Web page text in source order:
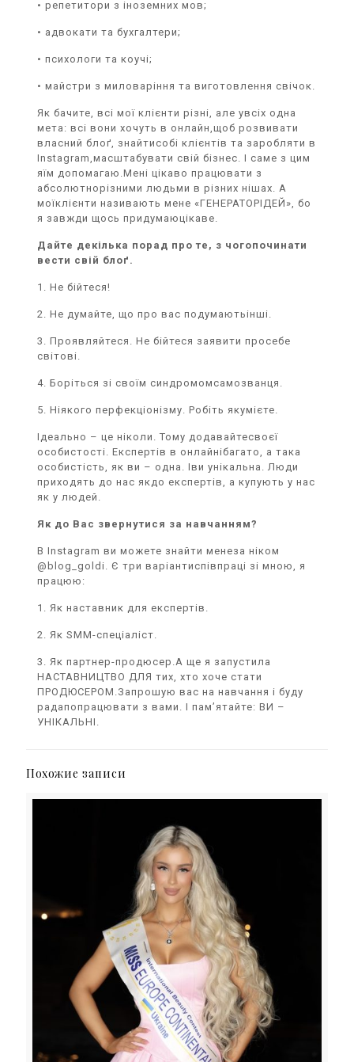
• репетитори з іноземних мов;
• адвокати та бухгалтери;
• психологи та коучі;
• майстри з миловаріння та виготовлення свічок.
Як бачите, всі мої клієнти різні, але увсіх одна
мета: всі вони хочуть в онлайн,щоб розвивати
власний блоґ, знайтисобі клієнтів та заробляти в
Instagram,масштабувати свій бізнес. І саме з цим
яїм допомагаю.Мені цікаво працювати з
абсолютнорізними людьми в різних нішах. А
моїклієнти називають мене «ГЕНЕРАТОРІДЕЙ», бо
я завжди щось придумаюцікаве.
Дайте декілька порад про те, з чогопочинати
вести свій блоґ.
1. Не бійтеся!
2. Не думайте, що про вас подумаютьінші.
3. Проявляйтеся. Не бійтеся заявити просебе
світові.
4. Боріться зі своїм синдромомсамозванця.
5. Ніякого перфекціонізму. Робіть якумієте.
Ідеально – це ніколи. Тому додавайтесвоєї
особистості. Експертів в онлайнібагато, а така
особистість, як ви – одна. Іви унікальна. Люди
приходять до нас якдо експертів, а купують у нас
як у людей.
Як до Вас звернутися за навчанням?
В Instagram ви можете знайти менеза ніком
@blog_goldi. Є три варіантиспівпраці зі мною, я
працюю:
1. Як наставник для експертів.
2. Як SMM-спеціаліст.
3. Як партнер-продюсер.А ще я запустила
НАСТАВНИЦТВО ДЛЯ тих, хто хоче стати
ПРОДЮСЕРОМ.Запрошую вас на навчання і буду
радапопрацювати з вами. І пам’ятайте: ВИ –
УНІКАЛЬНІ.
Похожие записи